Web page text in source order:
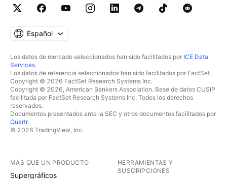
Español
Los datos de mercado seleccionados han sido facilitados por ICE Data
Services.
Los datos de referencia seleccionados han sido facilitados por FactSet.
Copyright © 2026 FactSet Research Systems Inc.
Copyright © 2026, American Bankers Association. Base de datos CUSIP
facilitada por FactSet Research Systems Inc. Todos los derechos
reservados.
Documentos presentados ante la SEC y otros documentos facilitados por
Quartr.
© 2026 TradingView, Inc.
MÁS QUE UN PRODUCTO
Supergráficos
HERRAMIENTAS Y
SUSCRIPCIONES